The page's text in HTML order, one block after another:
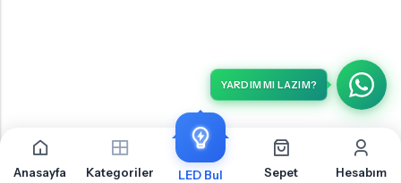
YARDIM MI LAZIM?
Anasayfa Kategoriler LED Bul Sepet Hesabım